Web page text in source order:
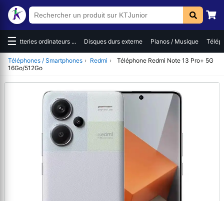
☰Batteries ordinateurs ... Disques durs externe Pianos / Musique
Téléphones / Smartphones › Redmi ›
Téléphone Redmi Note 13 Pro+ 5G
16Go/512Go